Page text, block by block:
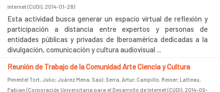
Internet (CUDI), 2014-01-28)
Esta actividad busca generar un espacio virtual de reflexión y
participación a distancia entre expertos y personas de
entidades públicas y privadas de Iberoamérica dedicadas a la
divulgación, comunicación y cultura audiovisual ...
Reunión de Trabajo de la Comunidad Arte Ciencia y Cultura
Pimentel Tort, Julio; Juárez Mena, Saúl; Serra, Artur; Campillo, Reiner; Latteau,
Fabian (Corporación Universitaria para el Desarrollo de Internet (CUDI), 2014-09-